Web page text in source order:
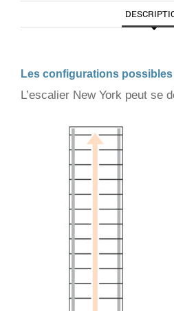
Les configurations possibles
L’escalier New York peut se